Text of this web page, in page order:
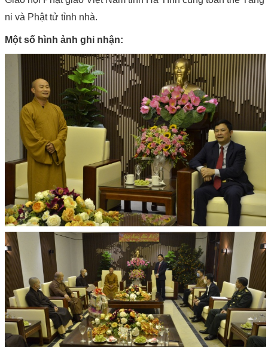
ni và Phật tử tỉnh nhà.
Một số hình ảnh ghi nhận: